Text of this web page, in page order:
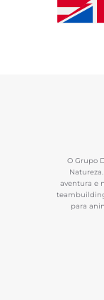
O Grupo
aventura e
para